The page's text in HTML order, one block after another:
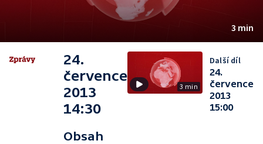
3 min
24.
července
2013
14:30
Obsah
3 min
Další díl
24.
července
2013
15:00